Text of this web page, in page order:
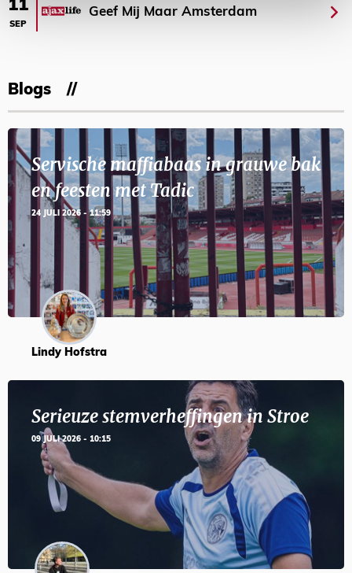
11
SEP
Geef Mij Maar Amsterdam
Blogs
Servische maffiabaas in grauwe bak
en feesten met Tadic
24 JULI 2026 - 11:59
Lindy Hofstra
Serieuze stemverheffingen in Stroe
09 JULI 2026 - 10:15